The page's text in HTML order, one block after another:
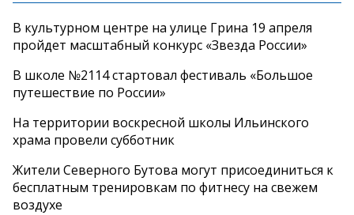
В культурном центре на улице Грина 19 апреля
пройдет масштабный конкурс «Звезда России»
В школе №2114 стартовал фестиваль «Большое
путешествие по России»
На территории воскресной школы Ильинского
храма провели субботник
Жители Северного Бутова могут присоединиться к
бесплатным тренировкам по фитнесу на свежем
воздухе